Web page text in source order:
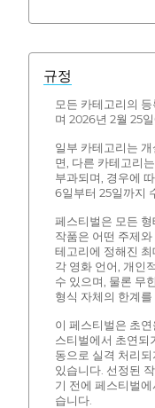
규정
모든 카테고리의
며 2026년 2월 25
일부 카테고리는
면, 다른 카테고리
부과되며, 경우에
6일부터 25일까지
페스티벌은 모든
작품은 어떤 주제
테고리에 정해진
각 영화 언어, 개인
수 있으며, 물론 무
형식 자체의 한계
이 페스티벌은 초
스티벌에서 초연되
동으로 실격 처리
있습니다. 선정된
기 전에 페스티벌
습니다.